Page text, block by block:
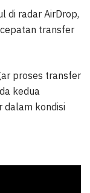
di radar AirDrop,
transfer
proses transfer
kedua
kondisi